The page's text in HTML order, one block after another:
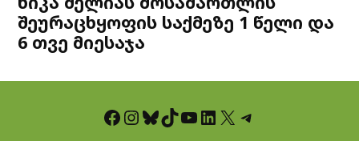
შეურაცხყოფის საქმეზე 1 წელი და
6 თვე მიესაჯა
Facebook InstagramBluesky TikTok YouTube LinkedIn X Telegram